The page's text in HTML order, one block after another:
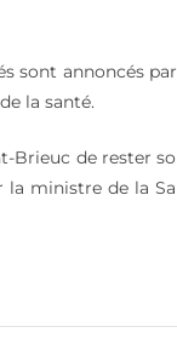
sont annoncés
la santé.
Brieuc de rester
la ministre de la